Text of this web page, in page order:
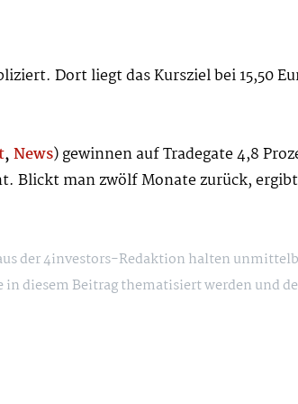
Dort liegt das Kursziel bei 15,50
,News) gewinnen auf Tradegate 4,8
Blickt man zwölf Monate zurück,
der 4investors-Redaktion halten
diesem Beitrag thematisiert werden und